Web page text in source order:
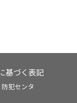
基づく表記
犯センタ